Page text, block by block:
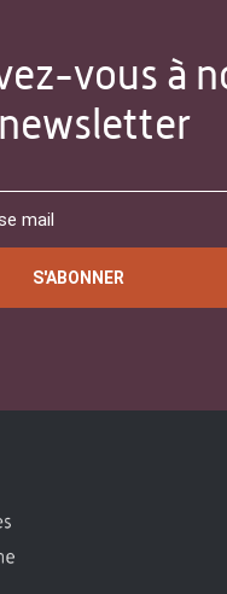
vous à
newsletter
S'ABONNER